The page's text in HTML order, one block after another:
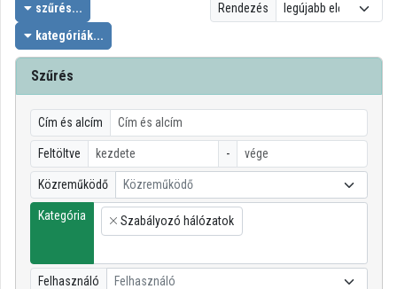
BÉLA
GIMNÁZIUM
Intézményi kezdőlap
Bejelentkezés
Intézményi felfedezés
Kategóriák
Intézményi listák
Intézmények
szűrés...
kategóriák...
Rendezés
Szűrés
Cím és alcím
Feltöltve -
Közreműködő Közreműködő
Kategória
×
Szabályozó hálózatok
Felhasználó Felhasználó